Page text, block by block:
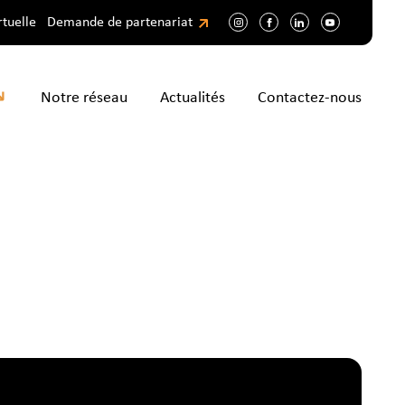
Demande de partenariat
Notre réseau Actualités Contactez-nous